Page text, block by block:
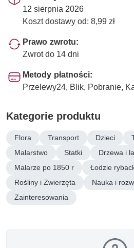
12 sierpnia 2026
Koszt dostawy od: 8,99 zł
Prawo zwrotu:
Zwrot do 14 dni
Metody płatności:
Przelewy24, Blik, Pobranie,
Kategorie produktu
Flora Transport Dzieci
Malarstwo
Statki Drzewa i
Malarze po 1850 r
Łodzie
Rośliny i Zwierzęta
Nauka i
Zainteresowania